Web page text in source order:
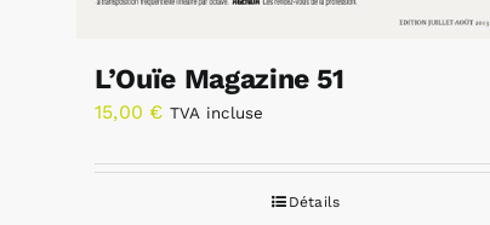
L’Ouïe Magazine 51
15,00 € TVA incluse
Détails